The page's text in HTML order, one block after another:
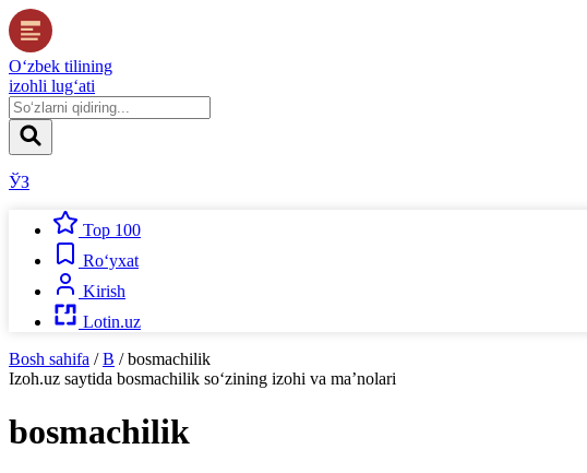
O‘zbek tilining
izohli lug‘ati
ЎЗ
Top 100
Ro‘yxat
Kirish
Lotin.uz
Bosh sahifa / B / bosmachilik
Izoh.uz saytida bosmachilik so‘zining izohi va ma’nolari
bosmachilik